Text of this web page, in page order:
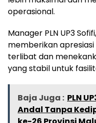
operasional.
Manager PLN UP3
memberikan
terlibat dan
yang stabil untuk
Baja Juga : PLN
Andal Tanpa